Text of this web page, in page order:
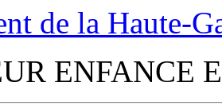
de la Haute-
ENFANCE